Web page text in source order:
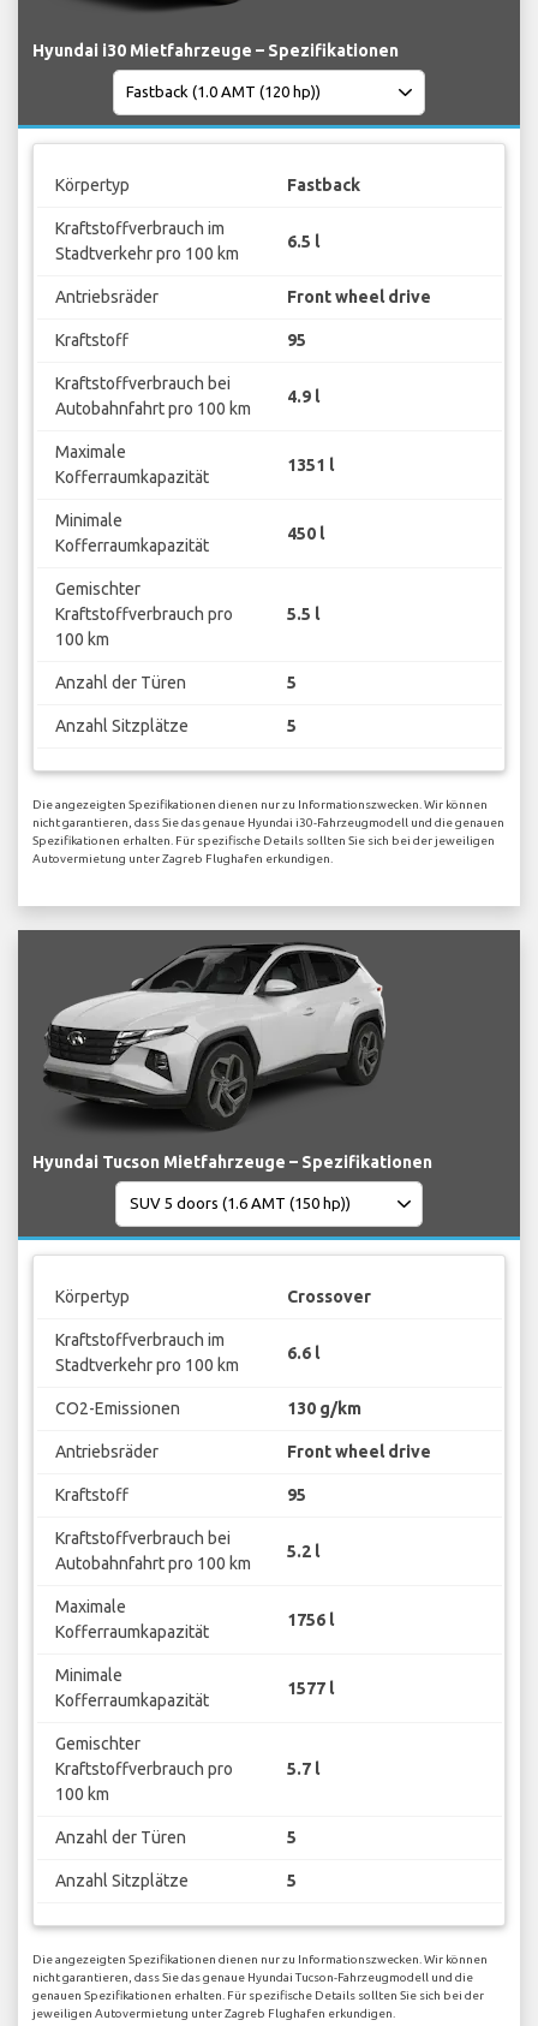
Hyundai i30 Mietfahrzeuge – Spezifikationen
Körpertyp Fastback
Kraftstoffverbrauch im
Stadtverkehr pro 100 km
6.5 l
Antriebsräder Front wheel drive
Kraftstoff 95
Kraftstoffverbrauch bei
Autobahnfahrt pro 100 km
4.9 l
Maximale
Kofferraumkapazität
1351 l
Minimale
Kofferraumkapazität
450 l
Gemischter
Kraftstoffverbrauch pro
100 km
5.5 l
Anzahl der Türen 5
Anzahl Sitzplätze 5
Die angezeigten Spezifikationen dienen nur zu Informationszwecken. Wir können
nicht garantieren, dass Sie das genaue Hyundai i30-Fahrzeugmodell und die genauen
Spezifikationen erhalten. Für spezifische Details sollten Sie sich bei der jeweiligen
Autovermietung unter Zagreb Flughafen erkundigen.
Hyundai Tucson Mietfahrzeuge – Spezifikationen
Körpertyp Crossover
Kraftstoffverbrauch im
Stadtverkehr pro 100 km
6.6 l
CO2-Emissionen 130 g/km
Antriebsräder Front wheel drive
Kraftstoff 95
Kraftstoffverbrauch bei
Autobahnfahrt pro 100 km
5.2 l
Maximale
Kofferraumkapazität
1756 l
Minimale
Kofferraumkapazität
1577 l
Gemischter
Kraftstoffverbrauch pro
100 km
5.7 l
Anzahl der Türen 5
Anzahl Sitzplätze 5
Die angezeigten Spezifikationen dienen nur zu Informationszwecken. Wir können
nicht garantieren, dass Sie das genaue Hyundai Tucson-Fahrzeugmodell und die
genauen Spezifikationen erhalten. Für spezifische Details sollten Sie sich bei der
jeweiligen Autovermietung unter Zagreb Flughafen erkundigen.